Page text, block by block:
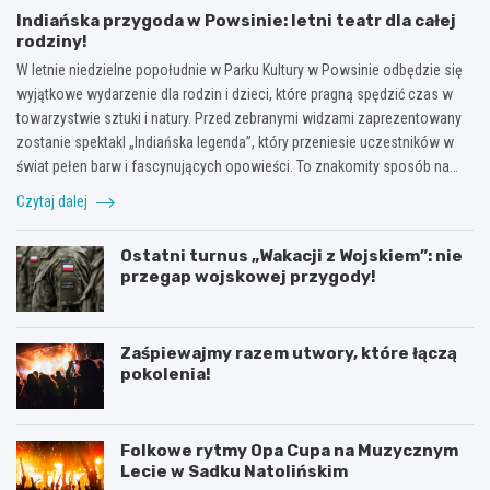
Indiańska przygoda w Powsinie: letni teatr dla całej
rodziny!
W letnie niedzielne popołudnie w Parku Kultury w Powsinie odbędzie się
wyjątkowe wydarzenie dla rodzin i dzieci, które pragną spędzić czas w
towarzystwie sztuki i natury. Przed zebranymi widzami zaprezentowany
zostanie spektakl „Indiańska legenda”, który przeniesie uczestników w
świat pełen barw i fascynujących opowieści. To znakomity sposób na…
Czytaj dalej
Ostatni turnus „Wakacji z Wojskiem”: nie
przegap wojskowej przygody!
Zaśpiewajmy razem utwory, które łączą
pokolenia!
Folkowe rytmy Opa Cupa na Muzycznym
Lecie w Sadku Natolińskim